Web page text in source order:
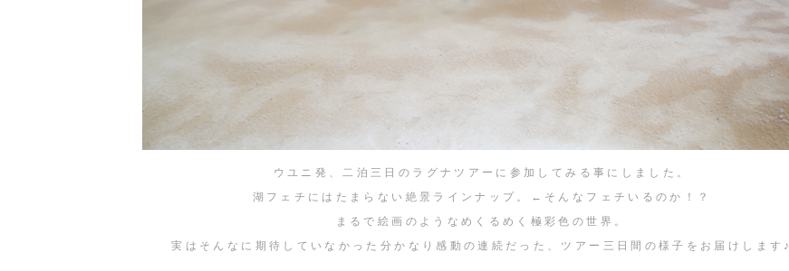
ウユニ発、二泊三日のラグナツアーに参加してみる事にしました。
湖フェチにはたまらない絶景ラインナップ。←そんなフェチいるのか！？
まるで絵画のようなめくるめく極彩色の世界。
実はそんなに期待していなかった分かなり感動の連続だった、ツアー三日間の様子をお届けします♪